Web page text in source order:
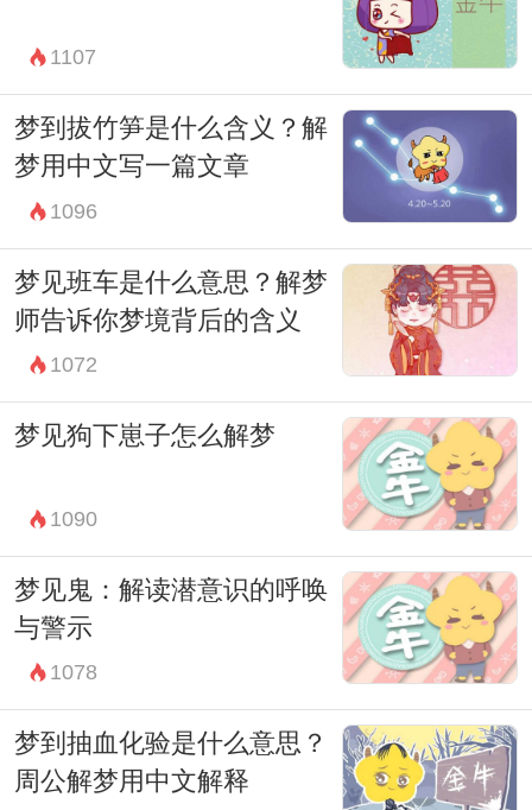
现实生活中某个人或某种情感的象征。通过
解析这样的梦境，我们可以更好地理解自己
内心深处的情感和愿望。
总之，梦见养狐狸是一种富有象征意义的梦
境体验。它不仅仅是大脑整理信息的过程，
更是心灵与潜意识对话的桥梁。通过理解和
解读这样的梦境，我们可以更深入地探索和
理解自己内心深处的情感、愿望和需求。因
来，反思和探索它可能蕴含的意义，这将有
助于我们更加全面和深刻地认识自己。
1107
梦到拔竹笋是什么含义？解
梦用中文写一篇文章
1096
梦见班车是什么意思？解梦
师告诉你梦境背后的含义
1072
梦见狗下崽子怎么解梦
1090
梦见鬼：解读潜意识的呼唤
与警示
1078
梦到抽血化验是什么意思？
周公解梦用中文解释